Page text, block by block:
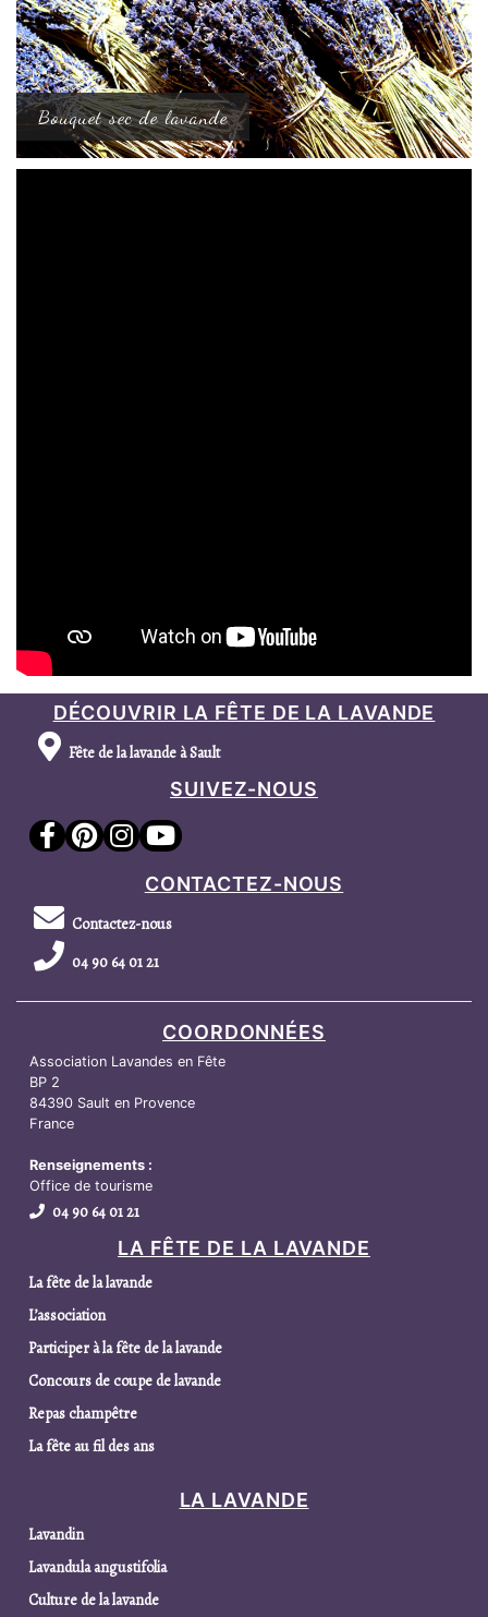
Bouquet sec de lavande
DÉCOUVRIR LA FÊTE DE LA LAVANDE
Fête de la lavande à Sault
SUIVEZ-NOUS
CONTACTEZ-NOUS
Contactez-nous
04 90 64 01 21
COORDONNÉES
Association Lavandes en Fête
BP 2
84390 Sault en Provence
France
Renseignements :
Office de tourisme
04 90 64 01 21
LA FÊTE DE LA LAVANDE
La fête de la lavande
L’association
Participer à la fête de la lavande
Concours de coupe de lavande
Repas champêtre
La fête au fil des ans
LA LAVANDE
Lavandin
Lavandula angustifolia
Culture de la lavande